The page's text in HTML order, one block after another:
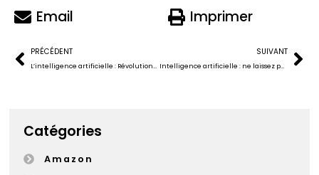
Email
Imprimer
PRÉCÉDENT
L’intelligence artificielle : Révolutionner la gestion des demandes en ligne dans l’industrie automobile
SUIVANT
Intelligence artificielle : ne laissez pas les machines penser pour vous !
Catégories
Amazon